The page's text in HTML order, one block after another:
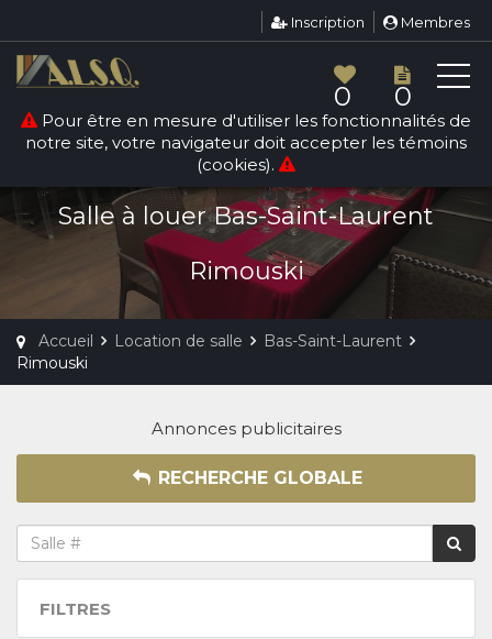
Inscription Membres
0 0
Pour être en mesure d'utiliser les fonctionnalités de
notre site, votre navigateur doit accepter les témoins
(cookies).
LOCATION DE SALLE
RIMOUSKI
Salle à louer Bas-Saint-Laurent
Rimouski
Accueil Location de salle
Bas-Saint-Laurent
Rimouski
Annonces publicitaires
RECHERCHE GLOBALE
FILTRES